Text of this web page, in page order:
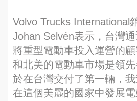
Volvo Trucks International
Johan Selvén表示，台灣
將重型電動車投入運營的
和北美的電動車市場是領
於在台灣交付了第一輛，
在這個美麗的國家中發展